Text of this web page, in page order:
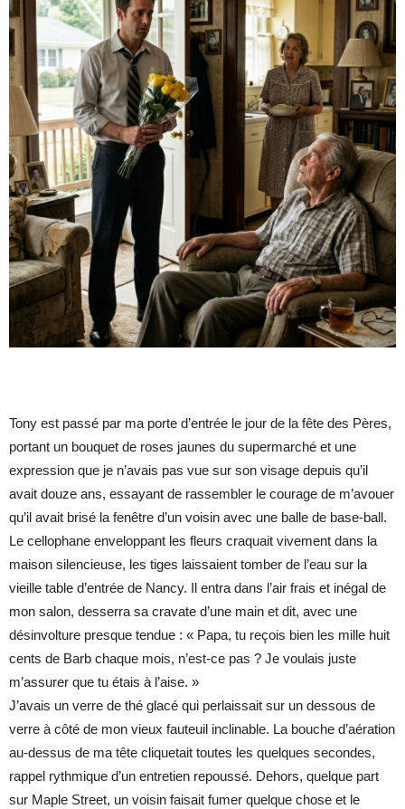
Tony est passé par ma porte d’entrée le jour de la fête des Pères,
portant un bouquet de roses jaunes du supermarché et une
expression que je n’avais pas vue sur son visage depuis qu’il
avait douze ans, essayant de rassembler le courage de m’avouer
qu’il avait brisé la fenêtre d’un voisin avec une balle de base-ball.
Le cellophane enveloppant les fleurs craquait vivement dans la
maison silencieuse, les tiges laissaient tomber de l’eau sur la
vieille table d’entrée de Nancy. Il entra dans l’air frais et inégal de
mon salon, desserra sa cravate d’une main et dit, avec une
désinvolture presque tendue : « Papa, tu reçois bien les mille huit
cents de Barb chaque mois, n’est-ce pas ? Je voulais juste
m’assurer que tu étais à l’aise. »
J’avais un verre de thé glacé qui perlaissait sur un dessous de
verre à côté de mon vieux fauteuil inclinable. La bouche d’aération
au-dessus de ma tête cliquetait toutes les quelques secondes,
rappel rythmique d’un entretien repoussé. Dehors, quelque part
sur Maple Street, un voisin faisait fumer quelque chose et le